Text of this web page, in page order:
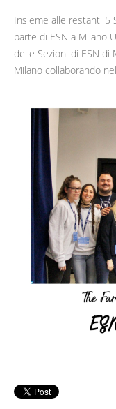
Insieme alle restanti 5
parte di ESN a Milano
delle Sezioni di ESN di
Milano collaborando